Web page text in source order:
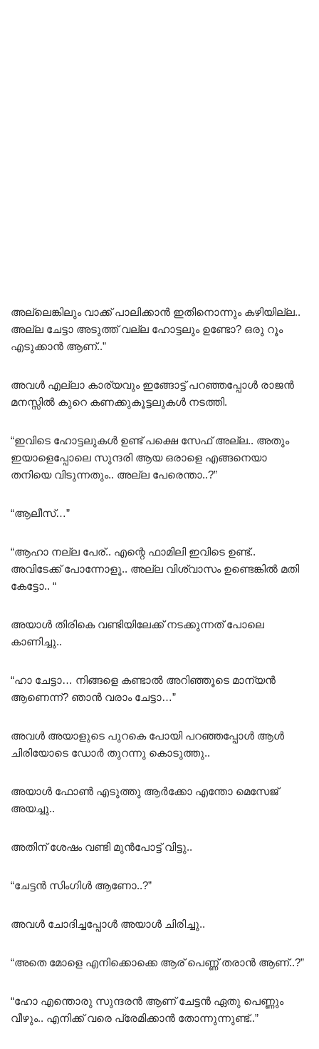
അല്ലെങ്കിലും വാക്ക് പാലിക്കാൻ ഇതിനൊന്നും കഴിയില്ല..
അല്ല ചേട്ടാ അടുത്ത് വല്ല ഹോട്ടലും ഉണ്ടോ? ഒരു റൂം
എടുക്കാൻ ആണ്..”
അവൾ എല്ലാ കാര്യവും ഇങ്ങോട്ട് പറഞ്ഞപ്പോൾ രാജൻ
മനസ്സിൽ കുറെ കണക്കുകൂട്ടലുകൾ നടത്തി.
“ഇവിടെ ഹോട്ടലുകൾ ഉണ്ട് പക്ഷെ സേഫ് അല്ല.. അതും
ഇയാളെപ്പോലെ സുന്ദരി ആയ ഒരാളെ എങ്ങനെയാ
തനിയെ വിടുന്നതും.. അല്ല പേരെന്താ..?”
“ആലീസ്…”
“ആഹാ നല്ല പേര്.. എന്റെ ഫാമിലി ഇവിടെ ഉണ്ട്..
അവിടേക്ക് പോന്നോളൂ.. അല്ല വിശ്വാസം ഉണ്ടെങ്കിൽ മതി
കേട്ടോ.. “
അയാൾ തിരികെ വണ്ടിയിലേക്ക് നടക്കുന്നത് പോലെ
കാണിച്ചു..
“ഹാ ചേട്ടാ… നിങ്ങളെ കണ്ടാൽ അറിഞ്ഞൂടെ മാന്യൻ
ആണെന്ന്? ഞാൻ വരാം ചേട്ടാ…”
അവൾ അയാളുടെ പുറകെ പോയി പറഞ്ഞപ്പോൾ ആൾ
ചിരിയോടെ ഡോർ തുറന്നു കൊടുത്തു..
അയാൾ ഫോൺ എടുത്തു ആർക്കോ എന്തോ മെസേജ്
അയച്ചു..
അതിന് ശേഷം വണ്ടി മുൻപോട്ട് വിട്ടു..
“ചേട്ടൻ സിംഗിൾ ആണോ..?”
അവൾ ചോദിച്ചപ്പോൾ അയാൾ ചിരിച്ചു..
“അതെ മോളെ എനിക്കൊക്കെ ആര് പെണ്ണ് തരാൻ ആണ്..?”
“ഹോ എന്തൊരു സുന്ദരൻ ആണ് ചേട്ടൻ ഏതു പെണ്ണും
വീഴും.. എനിക്ക് വരെ പ്രേമിക്കാൻ തോന്നുന്നുണ്ട്..”